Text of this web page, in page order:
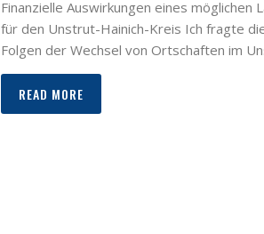
Finanzielle Auswirkungen eines
für den Unstrut-Hainich-Kreis Ich fragte
Folgen der Wechsel von Ortschaften im
READ MORE